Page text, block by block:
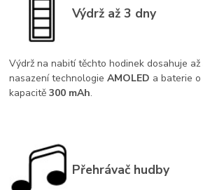
Výdrž až 3 dny
Výdrž na nabití těchto hodinek dosahuje až
nasazení technologieAMOLED a baterie
kapacitě 300 mAh.
Přehrávač hudby